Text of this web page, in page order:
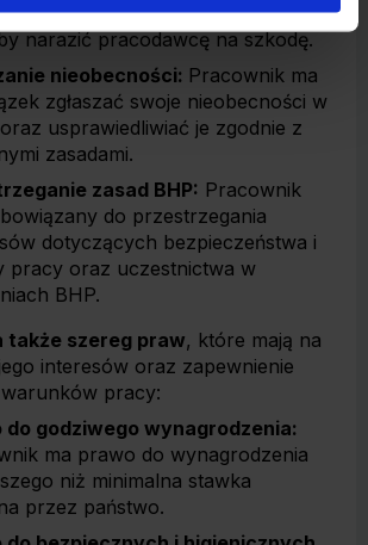
ujawniać informacji, które
narazić pracodawcę na szkodę.
nieobecności: Pracownik ma
zgłaszać swoje nieobecności w
usprawiedliwiać je zgodnie z
zasadami.
zasad BHP: Pracownik
do przestrzegania
dotyczących bezpieczeństwa i
pracy oraz uczestnictwa w
BHP.
także szereg praw, które mają na
interesów oraz zapewnienie
pracy:
do godziwego wynagrodzenia:
ma prawo do wynagrodzenia
niż minimalna stawka
przez państwo.